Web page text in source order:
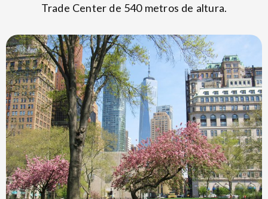
Trade Center de 540 metros de altura.